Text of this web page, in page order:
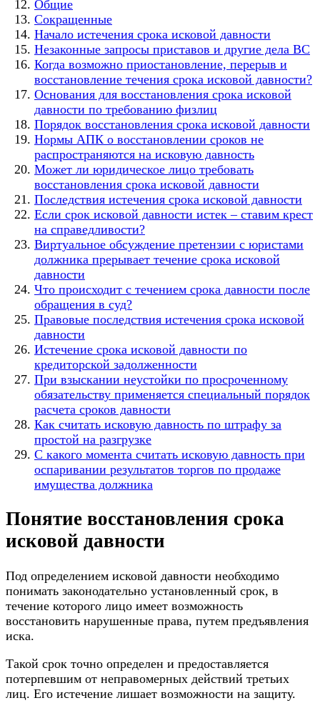
Общие
Сокращенные
Начало истечения срока исковой давности
Незаконные запросы приставов и другие дела ВС
Когда возможно приостановление, перерыв и
восстановление течения срока исковой давности?
Основания для восстановления срока исковой
давности по требованию физлиц
Порядок восстановления срока исковой давности
Нормы АПК о восстановлении сроков не
распространяются на исковую давность
Может ли юридическое лицо требовать
восстановления срока исковой давности
Последствия истечения срока исковой давности
Если срок исковой давности истек – ставим крест
на справедливости?
Виртуальное обсуждение претензии с юристами
должника прерывает течение срока исковой
давности
Что происходит с течением срока давности после
обращения в суд?
Правовые последствия истечения срока исковой
давности
Истечение срока исковой давности по
кредиторской задолженности
При взыскании неустойки по просроченному
обязательству применяется специальный порядок
расчета сроков давности
Как считать исковую давность по штрафу за
простой на разгрузке
С какого момента считать исковую давность при
оспаривании результатов торгов по продаже
имущества должника
Понятие восстановления срока
исковой давности
Под определением исковой давности необходимо
понимать законодательно установленный срок, в
течение которого лицо имеет возможность
восстановить нарушенные права, путем предъявления
иска.
Такой срок точно определен и предоставляется
потерпевшим от неправомерных действий третьих
лиц. Его истечение лишает возможности на защиту.